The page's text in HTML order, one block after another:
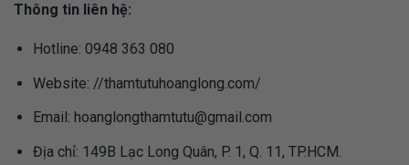
Thông tin liên hệ:
Hotline: 0948 363 080
Website: //thamtutuhoanglong.com/
Email: hoanglongthamtutu@gmail.com
Địa chỉ: 149B Lạc Long Quân, P. 1, Q. 11, TP.HCM.